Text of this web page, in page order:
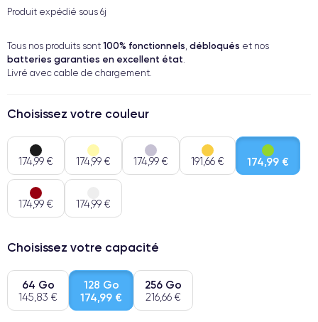
Produit expédié sous 6j
Tous nos produits sont 100% fonctionnels, débloqués et nos
batteries garanties en excellent état.
Livré avec cable de chargement.
Choisissez votre couleur
174,99 € 174,99 € 174,99 € 191,66 € 174,99 €
174,99 € 174,99 €
Choisissez votre capacité
64 Go
145,83 €
128 Go
174,99 €
256 Go
216,66 €